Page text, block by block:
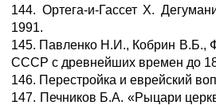
144. Ортега-и-Гассет X.
1991.
145. Павленко Н.И., Кобрин В.Б.,
СССР с древнейших времен до
146. Перестройка и еврейский
147. Печников Б.А. «Рыцари